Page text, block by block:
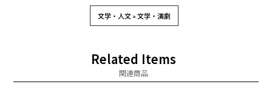
文学・人文 » 文学・演劇
Related Items
関連商品